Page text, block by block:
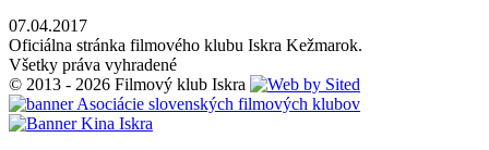
07.04.2017
Oficiálna stránka filmového klubu Iskra Kežmarok.
Všetky práva vyhradené
© 2013 - 2026 Filmový klub Iskra